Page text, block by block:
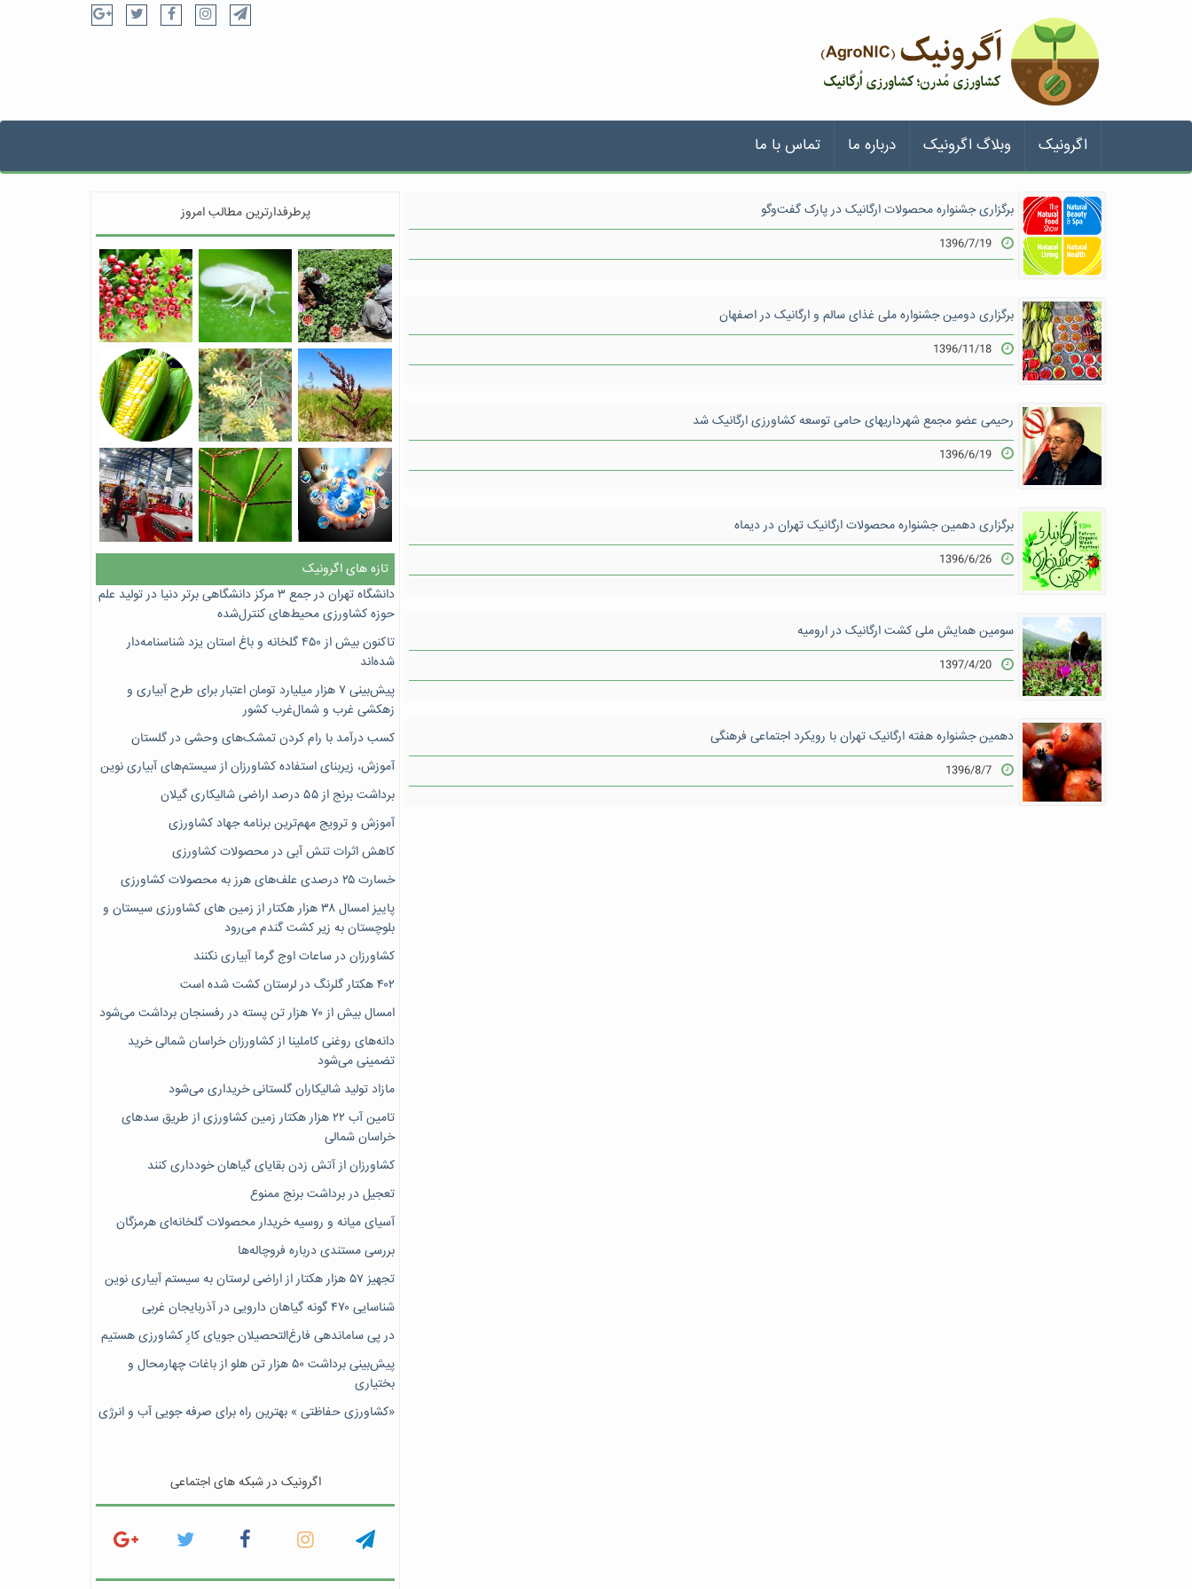
اگرونیک وبلاگ اگرونیک درباره ما تماس با ما
برگزاری جشنواره محصولات ارگانیک در پارک گفت‌وگو
1396/7/19
برگزاری دومین جشنواره ملی غذای سالم و ارگانیک در اصفهان
1396/11/18
رحیمی عضو مجمع شهرداریهای حامی توسعه کشاورزی ارگانیک شد
1396/6/19
برگزاری دهمین جشنواره محصولات ارگانیک تهران در دیماه
1396/6/26
سومین همایش ملی کشت ارگانیک در ارومیه
1397/4/20
دهمین جشنواره هفته ارگانیک تهران با رویکرد اجتماعی فرهنگی
1396/8/7
پرطرفدارترین مطالب امروز
تازه های اگرونیک
دانشگاه تهران در جمع ۳ مرکز دانشگاهی برتر دنیا در تولید علم
حوزه کشاورزی محیط‌های کنترل‌شده
تاکنون بیش از ۴۵۰ گلخانه و باغ استان یزد شناسنامه‌دار
شده‌اند
پیش‌بینی ۷‌ هزار میلیارد تومان اعتبار برای طرح آبیاری و
زهکشی غرب و شمال‌غرب کشور
کسب درآمد با رام کردن تمشک‌های وحشی در گلستان
آموزش، زیربنای استفاده کشاورزان از سیستم‌های آبیاری نوین
برداشت برنج از ۵۵ درصد اراضی شالیکاری گیلان
آموزش و ترویج مهم‌ترین برنامه جهاد کشاورزی
کاهش اثرات تنش آبی در محصولات کشاورزی
خسارت ۲۵ درصدی علف‌های هرز به محصولات کشاورزی
پاییز امسال ۳۸ هزار هکتار از زمین های کشاورزی سیستان و
بلوچستان به زیر کشت گندم می‌رود
کشاورزان در ساعات اوج گرما آبیاری نکنند
۴۰۲ هکتار گلرنگ در لرستان کشت شده است
امسال بیش از ۷۰ هزار تن پسته در رفسنجان برداشت می‌شود
دانه‌های روغنی کاملینا از کشاورزان خراسان شمالی خرید
تضمینی می‌شود
مازاد تولید شالیکاران گلستانی خریداری می‌شود
تامین آب ۲۲ هزار هکتار زمین کشاورزی از طریق سدهای
خراسان شمالی
کشاورزان از آتش زدن بقایای گیاهان خودداری کنند
تعجیل در برداشت برنج ممنوع
آسیای میانه و روسیه خریدار محصولات گلخانه‌ای هرمزگان
بررسی مستندی درباره فروچاله‌ها
تجهیز ۵۷ هزار هکتار از اراضی لرستان به سیستم آبیاری نوین
شناسایی ۴۷٠ گونه گیاهان دارویی در آذربایجان غربی
در پی ساماندهی فارغ‌التحصیلان جویای کارِ کشاورزی هستیم
پیش‎‌بینی برداشت ۵۰ هزار تن هلو از باغات چهارمحال و
بختیاری
«کشاورزی حفاظتی » بهترین راه برای صرفه جویی آب و انرژی
اگرونیک در شبکه های اجتماعی